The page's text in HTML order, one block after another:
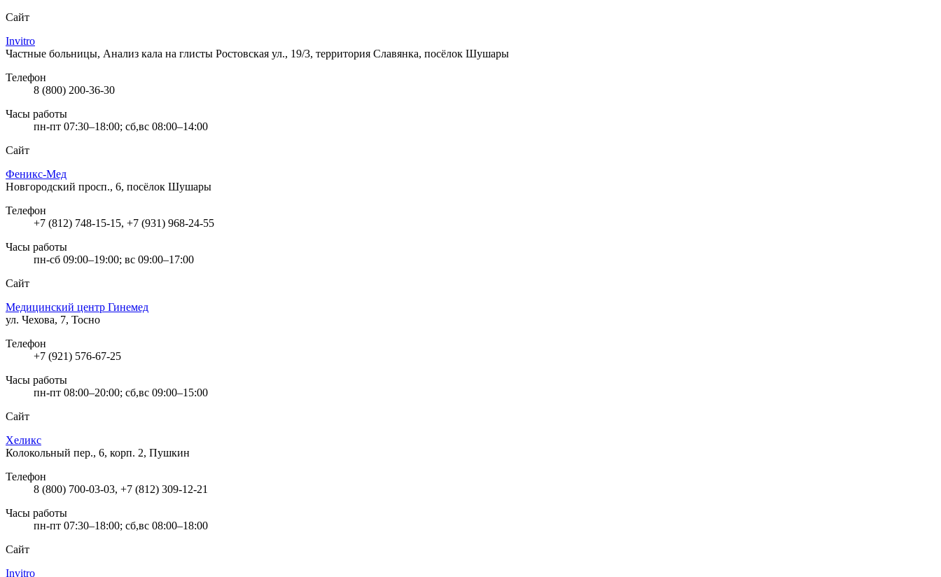
Сайт
Invitro
Частные больницы, Анализ кала на глисты Ростовская ул., 19/3, территория Славянка, посёлок Шушары
Телефон
8 (800) 200-36-30
Часы работы
пн-пт 07:30–18:00; сб,вс 08:00–14:00
Сайт
Феникс-Мед
Новгородский просп., 6, посёлок Шушары
Телефон
+7 (812) 748-15-15, +7 (931) 968-24-55
Часы работы
пн-сб 09:00–19:00; вс 09:00–17:00
Сайт
Медицинский центр Гинемед
ул. Чехова, 7, Тосно
Телефон
+7 (921) 576-67-25
Часы работы
пн-пт 08:00–20:00; сб,вс 09:00–15:00
Сайт
Хеликс
Колокольный пер., 6, корп. 2, Пушкин
Телефон
8 (800) 700-03-03, +7 (812) 309-12-21
Часы работы
пн-пт 07:30–18:00; сб,вс 08:00–18:00
Сайт
Invitro